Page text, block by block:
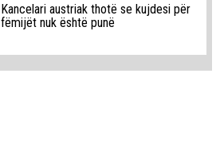
Kancelari austriak thotë se kujdesi për
fëmijët nuk është punë